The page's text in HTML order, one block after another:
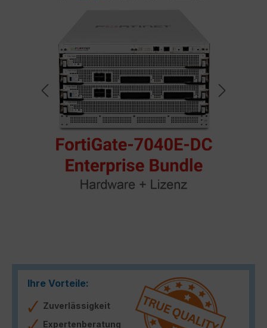
Ihre Vorteile:
Zuverlässigkeit
Expertenberatung